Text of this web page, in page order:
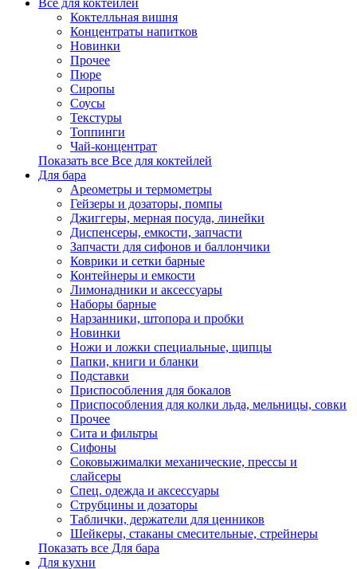
Все для коктейлей
Коктелльная вишня
Концентраты напитков
Новинки
Прочее
Пюре
Сиропы
Соусы
Текстуры
Топпинги
Чай-концентрат
Показать все Все для коктейлей
Для бара
Ареометры и термометры
Гейзеры и дозаторы, помпы
Джиггеры, мерная посуда, линейки
Диспенсеры, емкости, запчасти
Запчасти для сифонов и баллончики
Коврики и сетки барные
Контейнеры и емкости
Лимонадники и аксессуары
Наборы барные
Нарзанники, штопора и пробки
Новинки
Ножи и ложки специальные, щипцы
Папки, книги и бланки
Подставки
Приспособления для бокалов
Приспособления для колки льда, мельницы, совки
Прочее
Сита и фильтры
Сифоны
Соковыжималки механические, прессы и
слайсеры
Спец. одежда и аксессуары
Струбцины и дозаторы
Таблички, держатели для ценников
Шейкеры, стаканы смесительные, стрейнеры
Показать все Для бара
Для кухни